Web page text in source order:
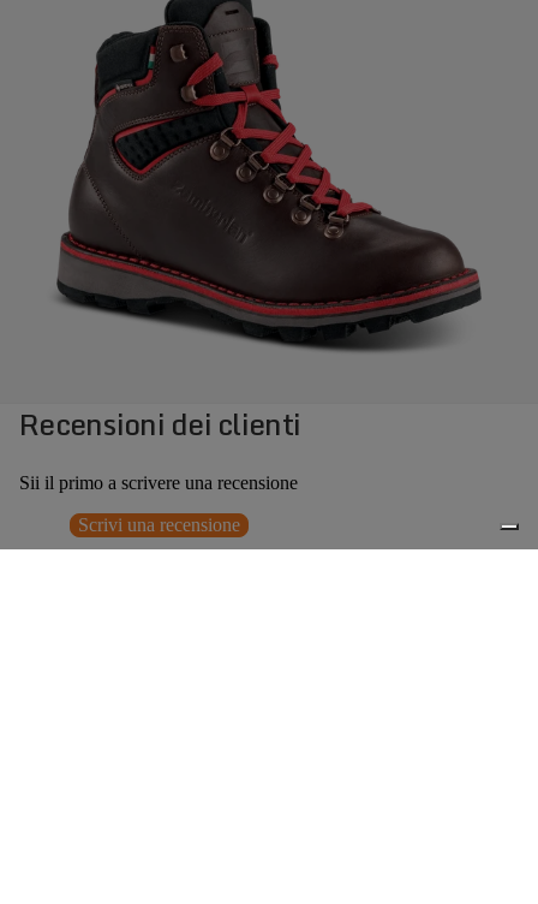
Recensioni dei clienti
Sii il primo a scrivere una recensione
Scrivi una recensione